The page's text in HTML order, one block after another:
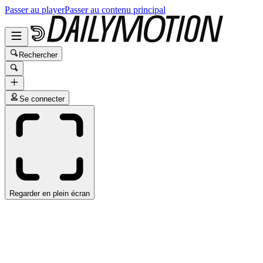
Passer au playerPasser au contenu principal
Rechercher
Se connecter
Regarder en plein écran